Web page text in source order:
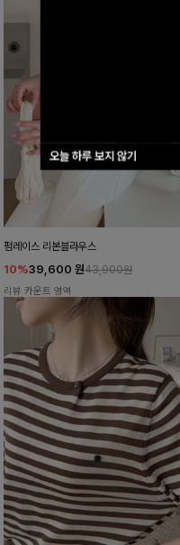
오늘 하루 보지 않기
펌레이스 리본블라우스
10%39,600 원43,900원
리뷰 카운트 영역